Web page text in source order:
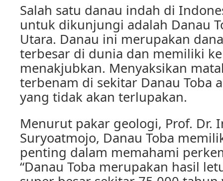
Salah satu danau indah di
untuk dikunjungi adalah Danau
Utara. Danau ini merupakan
terbesar di dunia dan memiliki
menakjubkan. Menyaksikan
terbenam di sekitar Danau Toba
yang tidak akan terlupakan.
Menurut pakar geologi, Prof. Dr.
Suryoatmojo, Danau Toba
penting dalam memahami
“Danau Toba merupakan hasil